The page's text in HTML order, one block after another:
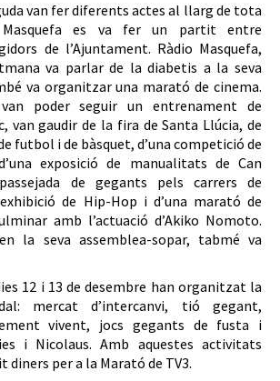
van fer diferents actes al llarg de tota
es va fer un partit entre
de l’Ajuntament. Ràdio Masquefa,
va parlar de la diabetis a la seva
va organitzar una marató de cinema.
poder seguir un entrenament de
van gaudir de la fira de Santa Llúcia, de
futbol i de bàsquet, d’una competició de
exposició de manualitats de Can
de gegants pels carrers de
exhibició de Hip-Hop i d’una marató de
amb l’actuació d’Akiko Nomoto.
la seva assemblea-sopar, tabmé va
12 i 13 de desembre han organitzat la
mercat d’intercanvi, tió gegant,
vivent, jocs gegants de fusta i
i Nicolaus. Amb aquestes activitats
per a la Marató de TV3.